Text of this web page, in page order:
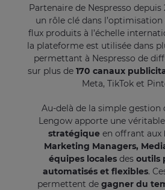
Partenaire de Nespresso depuis
un rôle clé dans
flux produits à l’échelle
la plateforme est utilisée dans
permettant à Nespresso de
sur plus de170 canaux
Meta, TikTok et
Au-delà de la simple gestion
Lengow apporte une véritable
stratégiqueen offrant aux
Marketing Managers,
équipes locales desoutils
automatisés et flexibles.
permettent de gagner du